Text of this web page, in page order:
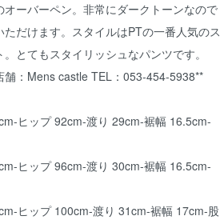
ーバーペン。非常にダークトーンなので
ただけます。スタイルはPTの一番人気のス
とてもスタイリッシュなパンツです。
舗：Mens castle TEL：053-454-5938**
ヒップ 92cm-渡り 29cm-裾幅 16.5cm-
ヒップ 96cm-渡り 30cm-裾幅 16.5cm-
ヒップ 100cm-渡り 31cm-裾幅 17cm-股